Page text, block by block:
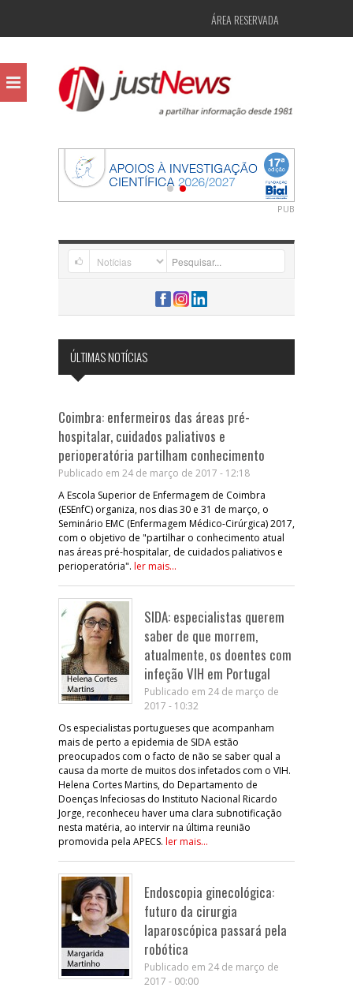
ÁREA RESERVADA
PUB
ÚLTIMAS NOTÍCIAS
Coimbra: enfermeiros das áreas pré-
hospitalar, cuidados paliativos e
perioperatória partilham conhecimento
Publicado em 24 de março de 2017 - 12:18
A Escola Superior de Enfermagem de Coimbra
(ESEnfC) organiza, nos dias 30 e 31 de março, o
Seminário EMC (Enfermagem Médico-Cirúrgica) 2017,
com o objetivo de "partilhar o conhecimento atual
nas áreas pré-hospitalar, de cuidados paliativos e
perioperatória". ler mais...
SIDA: especialistas querem
saber de que morrem,
atualmente, os doentes com
infeção VIH em Portugal
Publicado em 24 de março de
2017 - 10:32
Os especialistas portugueses que acompanham
mais de perto a epidemia de SIDA estão
preocupados com o facto de não se saber qual a
causa da morte de muitos dos infetados com o VIH.
Helena Cortes Martins, do Departamento de
Doenças Infeciosas do Instituto Nacional Ricardo
Jorge, reconheceu haver uma clara subnotificação
nesta matéria, ao intervir na última reunião
promovida pela APECS. ler mais...
Endoscopia ginecológica:
futuro da cirurgia
laparoscópica passará pela
robótica
Publicado em 24 de março de
2017 - 00:00